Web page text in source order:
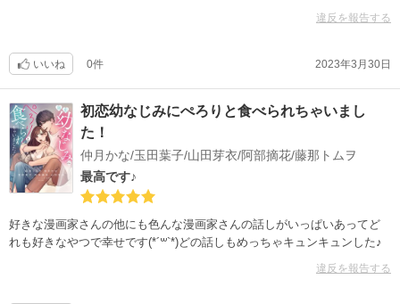
違反を報告する
いいね 0件 2023年3月30日
初恋幼なじみにぺろりと食べられちゃいまし
た！
仲月かな/玉田葉子/山田芽衣/阿部摘花/藤那トムヲ
最高です♪
好きな漫画家さんの他にも色んな漫画家さんの話しがいっぱいあってど
れも好きなやつで幸せです(*´꒳`*)どの話しもめっちゃキュンキュンした♪
違反を報告する